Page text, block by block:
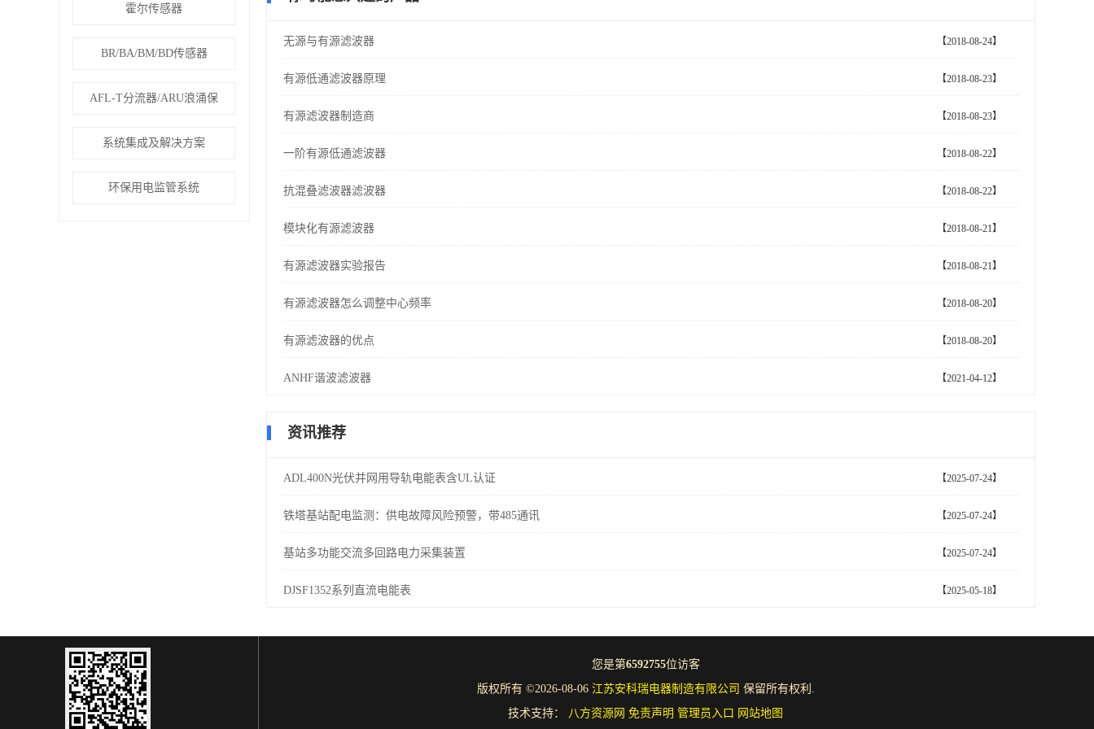
霍尔传感器
BR/BA/BM/BD传感器
AFL-T分流器/ARU浪涌保
系统集成及解决方案
环保用电监管系统
无源与有源滤波器 【2018-08-24】
有源低通滤波器原理 【2018-08-23】
有源滤波器制造商 【2018-08-23】
一阶有源低通滤波器 【2018-08-22】
抗混叠滤波器滤波器 【2018-08-22】
模块化有源滤波器 【2018-08-21】
有源滤波器实验报告 【2018-08-21】
有源滤波器怎么调整中心频率 【2018-08-20】
有源滤波器的优点 【2018-08-20】
ANHF谐波滤波器 【2021-04-12】
资讯推荐
ADL400N光伏并网用导轨电能表含UL认证 【2025-07-24】
铁塔基站配电监测：供电故障风险预警，带485通讯 【2025-07-24】
基站多功能交流多回路电力采集装置 【2025-07-24】
DJSF1352系列直流电能表 【2025-05-18】
您是第6592755位访客
版权所有 ©2026-08-06 江苏安科瑞电器制造有限公司 保留所有权利.
技术支持：
八方资源网 免责声明 管理员入口 网站地图